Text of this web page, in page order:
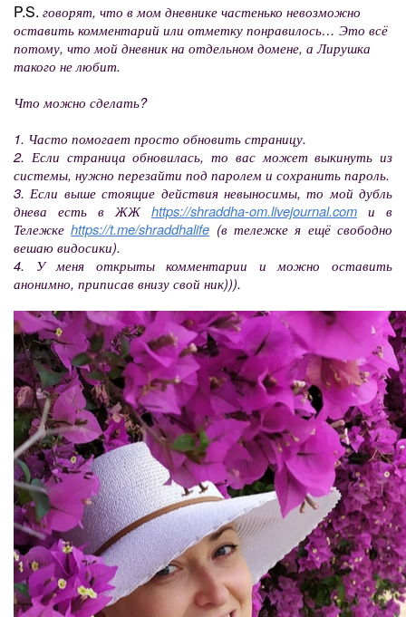
P.S. говорят, что в мом дневнике частенько невозможно
оставить комментарий или отметку понравилось… Это всё
потому, что мой дневник на отдельном домене, а Лирушка
такого не любит.
Что можно сделать?
1. Часто помогает просто обновить страницу.
2. Если страница обновилась, то вас может выкинуть из
системы, нужно перезайти под паролем и сохранить пароль.
3. Если выше стоящие действия невыносимы, то мой дубль
днева есть в ЖЖ https://shraddha-om.livejournal.com и в
Тележкеhttps://t.me/shraddhalife (в тележке я ещё свободно
вешаю видосики).
4. У меня открыты комментарии и можно оставить
анонимно, приписав внизу свой ник))).